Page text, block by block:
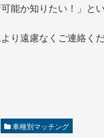
能か知りたい！」とい
り遠慮なくご連絡く
車種別マッチング